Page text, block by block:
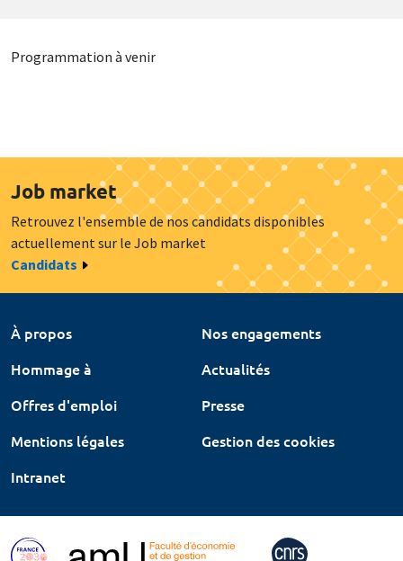
Programmation à venir
Job market
Retrouvez l'ensemble de nos candidats disponibles
actuellement sur le Job market
Candidats
À propos
Nos engagements
Hommage à
Actualités
Offres d'emploi
Presse
Mentions légales
Gestion des cookies
Intranet